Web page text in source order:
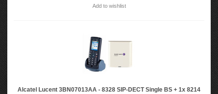
Add to wishlist
Alcatel Lucent 3BN07013AA - 8328 SIP-DECT Single BS + 1x 8214